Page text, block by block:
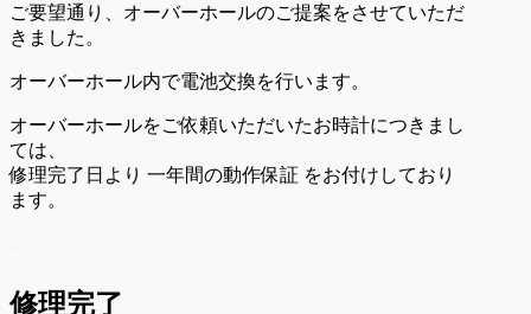
ご要望通り、オーバーホールのご提案をさせていただ
きました。
オーバーホール内で電池交換を行います。
オーバーホールをご依頼いただいたお時計につきまし
ては、
修理完了日より 一年間の動作保証 をお付けしており
ます。
修理完了